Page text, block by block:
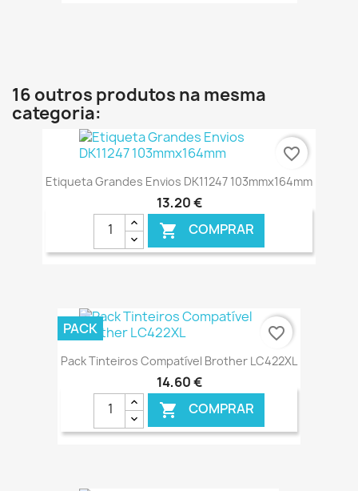
16 outros produtos na mesma
categoria:
Etiqueta Grandes Envios DK11247 103mmx164mm
13,20 €
 COMPRAR
favorite_border
Pack Tinteiros Compatível Brother LC422XL
14,60 €
 COMPRAR
PACK favorite_border